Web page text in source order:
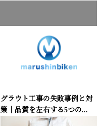
グラウト工事の失敗事例と対
策｜品質を左右する5つの...